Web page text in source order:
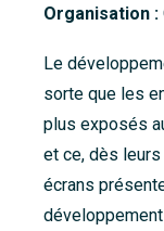
Nouvelles
Nous joindre
Organisation :
Le
sorte que les
plus exposés
et ce, dès
écrans